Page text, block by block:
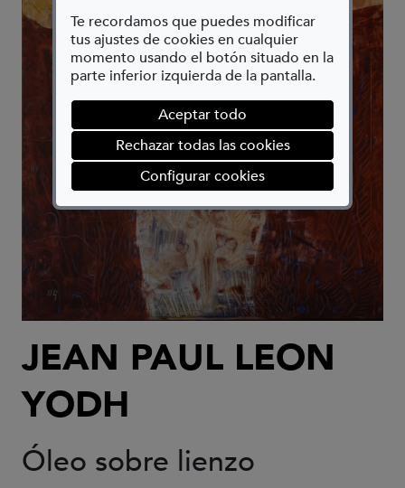
Te recordamos que puedes modificar
tus ajustes de cookies en cualquier
momento usando el botón situado en la
parte inferior izquierda de la pantalla.
Aceptar todo
Rechazar todas las cookies
Configurar cookies(abre en ventana
JEAN PAUL LEON
YODH
Óleo sobre lienzo